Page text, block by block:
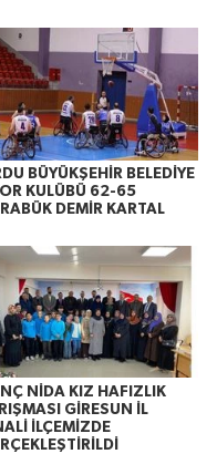
BÜYÜKŞEHİR BELEDİYE
KULÜBÜ 62-65
DEMİR KARTAL
NİDA KIZ HAFIZLIK
GİRESUN İL
İLÇEMİZDE